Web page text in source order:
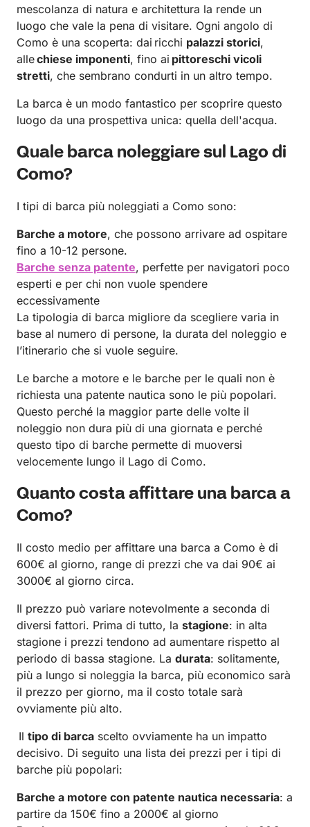
mescolanza di natura e architettura la rende un
luogo che vale la pena di visitare. Ogni angolo di
Como è una scoperta: dai ricchi palazzi storici,
allechiese imponenti, fino ai pittoreschi vicoli
stretti, che sembrano condurti in un altro tempo.
La barca è un modo fantastico per scoprire questo
luogo da una prospettiva unica: quella dell'acqua.
Quale barca noleggiare sul Lago di
Como?
I tipi di barca più noleggiati a Como sono:
Barche a motore, che possono arrivare ad ospitare
fino a 10-12 persone.
Barche senza patente, perfette per navigatori poco
esperti e per chi non vuole spendere
eccessivamente
La tipologia di barca migliore da scegliere varia in
base al numero di persone, la durata del noleggio e
l’itinerario che si vuole seguire.
Le barche a motore e le barche per le quali non è
richiesta una patente nautica sono le più popolari.
Questo perché la maggior parte delle volte il
noleggio non dura più di una giornata e perché
questo tipo di barche permette di muoversi
velocemente lungo il Lago di Como.
Quanto costa affittare una barca a
Como?
Il costo medio per affittare una barca a Como è di
600€ al giorno, range di prezzi che va dai 90€ ai
3000€ al giorno circa.
Il prezzo può variare notevolmente a seconda di
diversi fattori. Prima di tutto, la stagione: in alta
stagione i prezzi tendono ad aumentare rispetto al
periodo di bassa stagione. La durata: solitamente,
più a lungo si noleggia la barca, più economico sarà
il prezzo per giorno, ma il costo totale sarà
ovviamente più alto.
Il tipo di barca scelto ovviamente ha un impatto
decisivo. Di seguito una lista dei prezzi per i tipi di
barche più popolari:
Barche a motore con patente nautica necessaria: a
partire da 150€ fino a 2000€ al giorno